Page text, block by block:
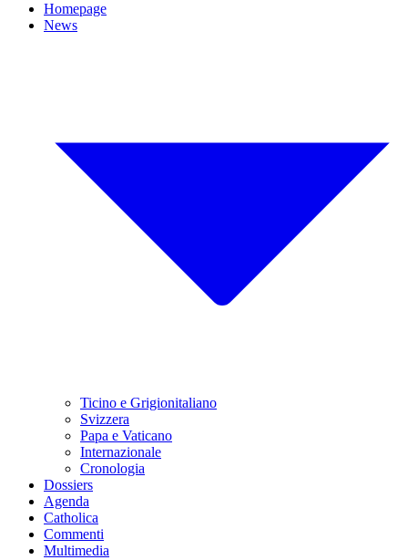
Homepage
News
Ticino e Grigionitaliano
Svizzera
Papa e Vaticano
Internazionale
Cronologia
Dossiers
Agenda
Catholica
Commenti
Multimedia